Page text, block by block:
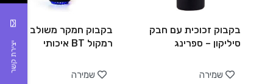
בקבוק זכוכית עם חבק
סיליקון – ספרינג
שמירה
בקבוק חמקר משולב
רמקול BT איכותי
שמירה
יצירת קשר